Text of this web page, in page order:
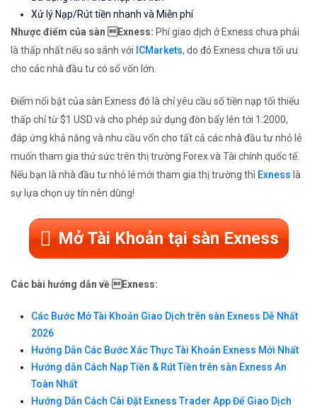
Xử lý Nạp/Rút tiền nhanh và Miễn phí
Nhược điểm của sàn Exness: Phí giao dịch ở Exness chưa phải
là thấp nhất nếu so sánh với ICMarkets, do đó Exness chưa tối ưu
cho các nhà đầu tư có số vốn lớn.
Điểm nổi bật của sàn Exness đó là chỉ yêu cầu số tiền nạp tối thiểu
thấp chỉ từ $1 USD và cho phép sử dụng đòn bẩy lên tới 1:2000,
đáp ứng khả năng và nhu cầu vốn cho tất cả các nhà đầu tư nhỏ lẻ
muốn tham gia thử sức trên thị trường Forex và Tài chính quốc tế.
Nếu bạn là nhà đầu tư nhỏ lẻ mới tham gia thị trường thì Exness là
sự lựa chọn uy tín nên dùng!
Mở Tài Khoản tại sàn Exness
Các bài hướng dẫn về Exness:
Các Bước Mở Tài Khoản Giao Dịch trên sàn Exness Dễ Nhất
2026
Hướng Dẫn Các Bước Xác Thực Tài Khoản Exness Mới Nhất
Hướng dẫn Cách Nạp Tiền & Rút Tiền trên sàn Exness An
Toàn Nhất
Hướng Dẫn Cách Cài Đặt Exness Trader App Để Giao Dịch